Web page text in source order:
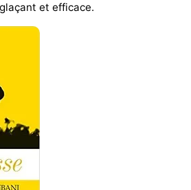
et efficace.